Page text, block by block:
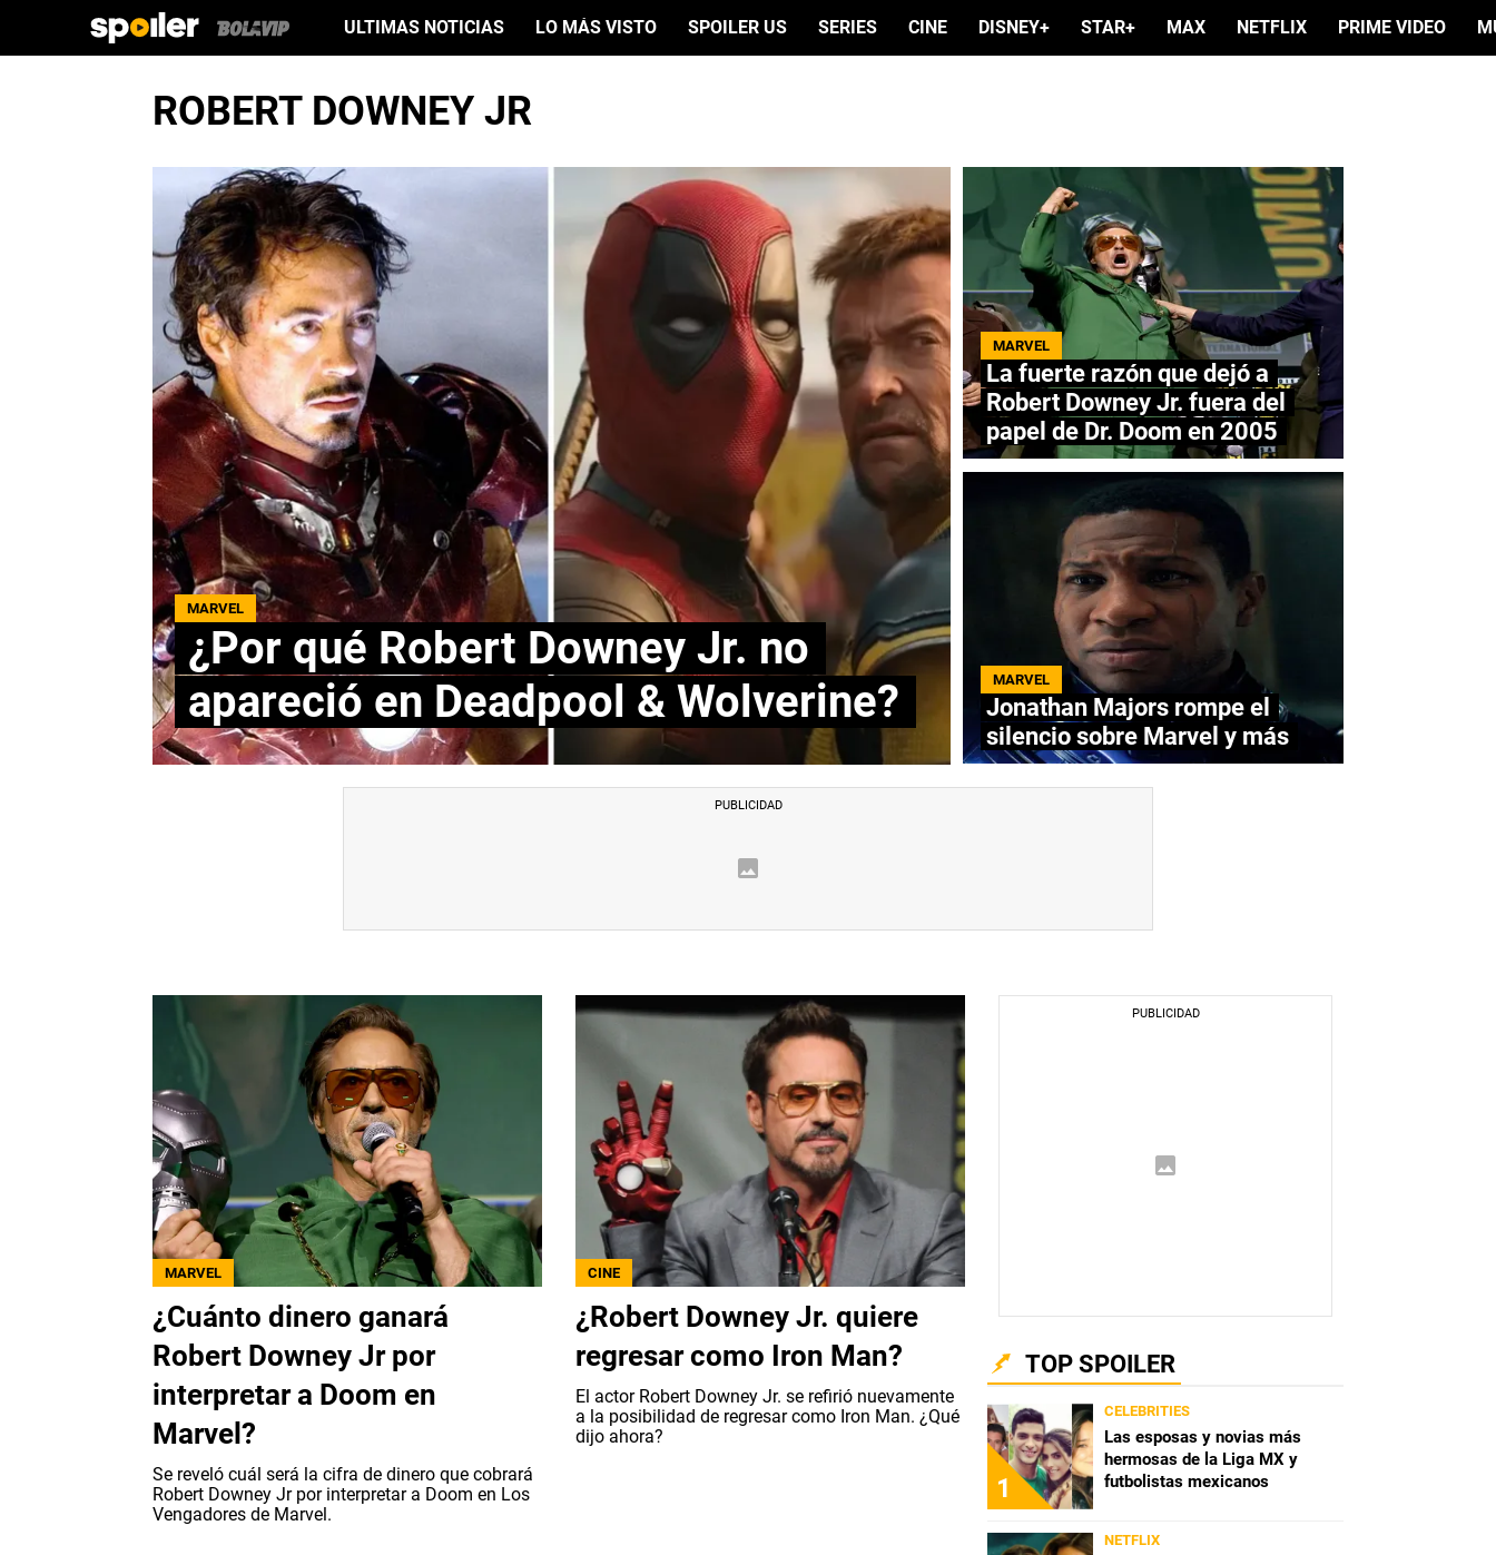
ULTIMAS NOTICIAS LO MÁS VISTO SPOILER US SERIES CINE DISNEY+ STAR+ MAX NETFLIX PRIME VIDEO
ROBERT DOWNEY JR
MARVEL
¿Por qué Robert Downey Jr. no
apareció en Deadpool & Wolverine?
MARVEL
La fuerte razón que dejó a
Robert Downey Jr. fuera del
papel de Dr. Doom en 2005
MARVEL
Jonathan Majors rompe el
silencio sobre Marvel y más
MARVEL
¿Cuánto dinero ganará
Robert Downey Jr por
interpretar a Doom en
Marvel?
Se reveló cuál será la cifra de dinero que cobrará
Robert Downey Jr por interpretar a Doom en Los
Vengadores de Marvel.
CINE
¿Robert Downey Jr. quiere
regresar como Iron Man?
El actor Robert Downey Jr. se refirió nuevamente
a la posibilidad de regresar como Iron Man. ¿Qué
dijo ahora?
TOP SPOILER
1
CELEBRITIES
Las esposas y novias más
hermosas de la Liga MX y
futbolistas mexicanos
NETFLIX